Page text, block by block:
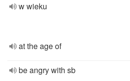
w wieku
at the age of
be angry with sb